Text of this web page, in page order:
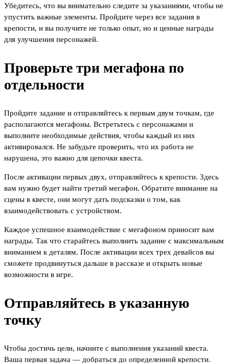
Убедитесь, что вы внимательно следите за указаниями, чтобы не
упустить важные элементы. Пройдите через все задания в
крепости, и вы получите не только опыт, но и ценные награды
для улучшения персонажей.
Проверьте три мегафона по
отдельности
Пройдите задание и отправляйтесь к первым двум точкам, где
располагаются мегафоны. Встретьтесь с персонажами и
выполните необходимые действия, чтобы каждый из них
активировался. Не забудьте проверить, что их работа не
нарушена, это важно для цепочки квеста.
После активации первых двух, отправляйтесь к крепости. Здесь
вам нужно будет найти третий мегафон. Обратите внимание на
сцены в квесте, они могут дать подсказки о том, как
взаимодействовать с устройством.
Каждое успешное взаимодействие с мегафоном приносит вам
награды. Так что старайтесь выполнить задание с максимальным
вниманием к деталям. После активации всех трех девайсов вы
сможете продвинуться дальше в рассказе и открыть новые
возможности в игре.
Отправляйтесь в указанную
точку
Чтобы достичь цели, начните с выполнения указаний квеста.
Ваша первая задача — добраться до определенной крепости.